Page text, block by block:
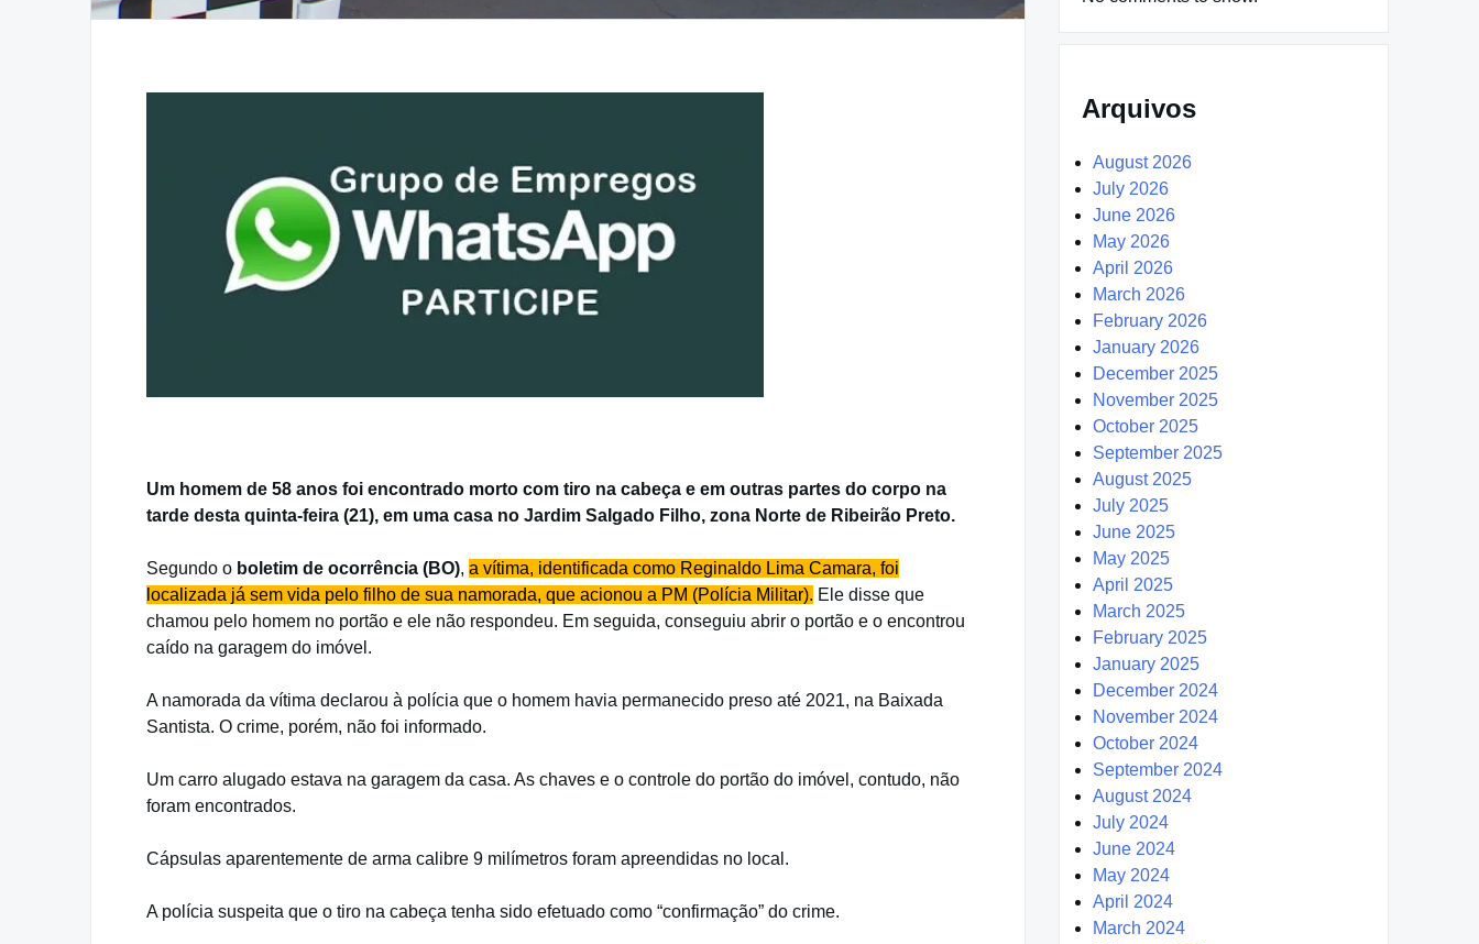
Um homem de 58 anos foi encontrado morto com tiro na cabeça e em outras partes do corpo na
tarde desta quinta-feira (21), em uma casa no Jardim Salgado Filho, zona Norte de Ribeirão Preto.
Segundo o boletim de ocorrência (BO), a vítima, identificada como Reginaldo Lima Camara, foi
localizada já sem vida pelo filho de sua namorada, que acionou a PM (Polícia Militar). Ele disse que
chamou pelo homem no portão e ele não respondeu. Em seguida, conseguiu abrir o portão e o encontrou
caído na garagem do imóvel.
A namorada da vítima declarou à polícia que o homem havia permanecido preso até 2021, na Baixada
Santista. O crime, porém, não foi informado.
Um carro alugado estava na garagem da casa. As chaves e o controle do portão do imóvel, contudo, não
foram encontrados.
Cápsulas aparentemente de arma calibre 9 milímetros foram apreendidas no local.
A polícia suspeita que o tiro na cabeça tenha sido efetuado como “confirmação” do crime.
Arquivos
August 2026
July 2026
June 2026
May 2026
April 2026
March 2026
February 2026
January 2026
December 2025
November 2025
October 2025
September 2025
August 2025
July 2025
June 2025
May 2025
April 2025
March 2025
February 2025
January 2025
December 2024
November 2024
October 2024
September 2024
August 2024
July 2024
June 2024
May 2024
April 2024
March 2024